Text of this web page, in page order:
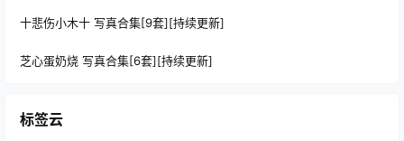
十悲伤小木十 写真合集[9套][持续更新]
芝心蛋奶烧 写真合集[6套][持续更新]
标签云